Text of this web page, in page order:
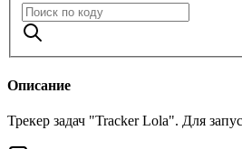
Описание
Трекер задач "Tracker Lola". Для